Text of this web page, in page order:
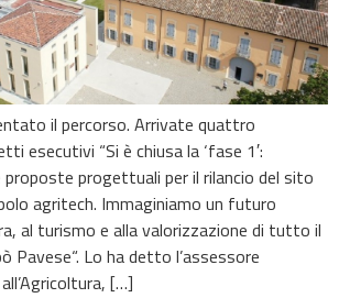
il percorso. Arrivate quattro
esecutivi “Si è chiusa la ‘fase 1′:
progettuali per il rilancio del sito
agritech. Immaginiamo un futuro
al turismo e alla valorizzazione di tutto il
Pavese“. Lo ha detto l’assessore
[…]